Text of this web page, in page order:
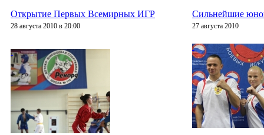
Открытие Первых Всемирных ИГР
28 августа 2010 в 20:00
Сильнейшие
27 августа 2010